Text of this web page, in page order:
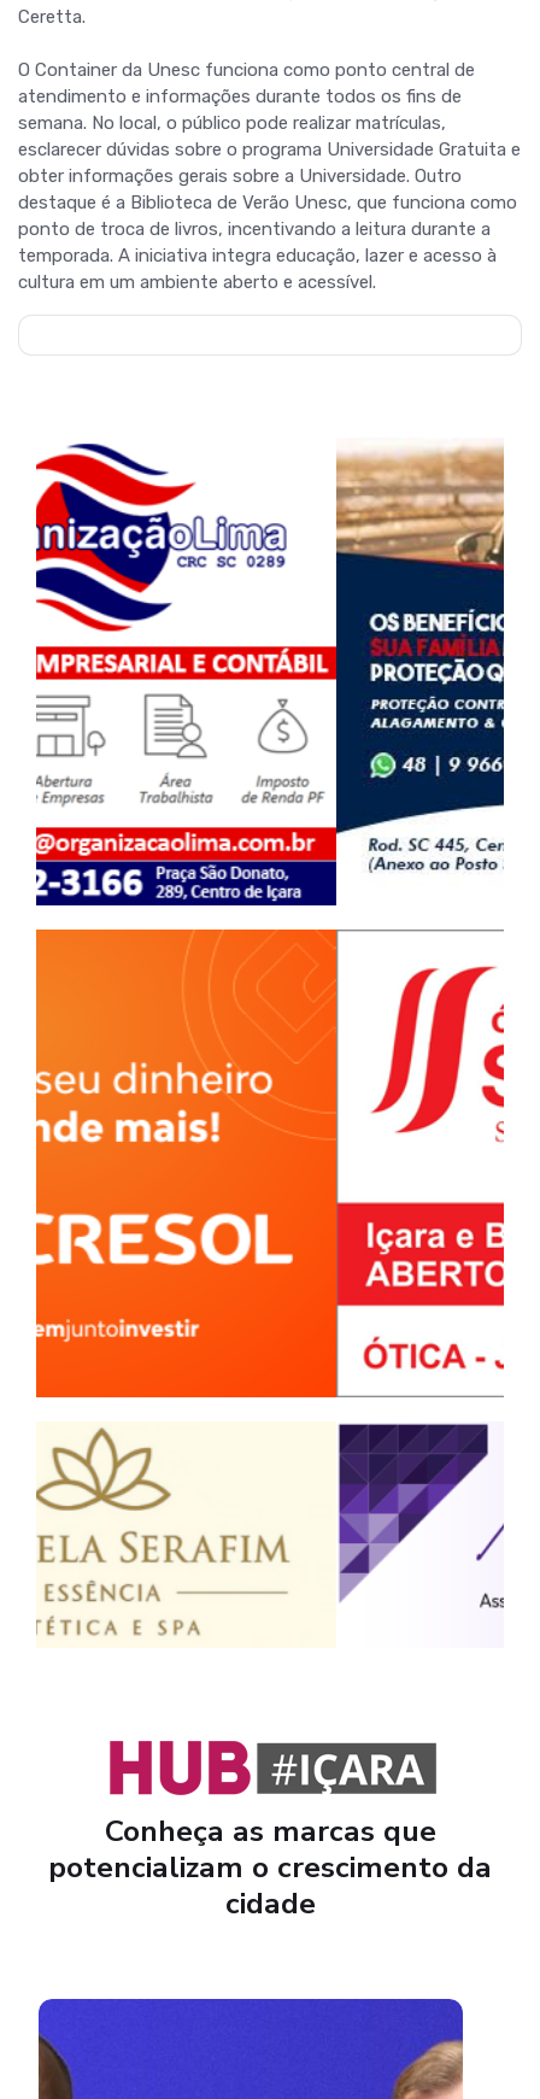
Ceretta.
O Container da Unesc funciona como ponto central de
atendimento e informações durante todos os fins de
semana. No local, o público pode realizar matrículas,
esclarecer dúvidas sobre o programa Universidade Gratuita e
obter informações gerais sobre a Universidade. Outro
destaque é a Biblioteca de Verão Unesc, que funciona como
ponto de troca de livros, incentivando a leitura durante a
temporada. A iniciativa integra educação, lazer e acesso à
cultura em um ambiente aberto e acessível.
Conheça as marcas que
potencializam o crescimento da
cidade